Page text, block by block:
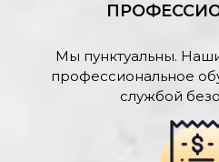
Мы пунктуальны.
профессиональное
службой